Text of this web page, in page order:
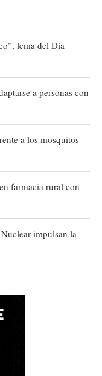
lema del Día
a personas con
a los mosquitos
farmacia rural con
impulsan la